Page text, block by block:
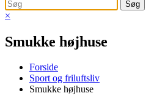
×
Smukke højhuse
Forside
Sport og friluftsliv
Smukke højhuse